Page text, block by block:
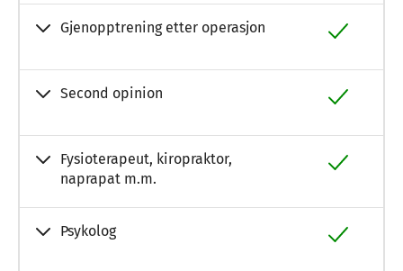
Gjenopptrening etter operasjon
Second opinion
Fysioterapeut, kiropraktor,
naprapat m.m.
Psykolog